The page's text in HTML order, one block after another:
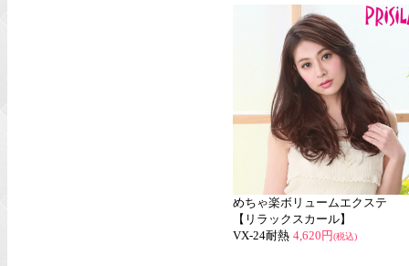
めちゃ楽ボリュームエクステ
【リラックスカール】
VX-24耐熱 4,620円(税込)